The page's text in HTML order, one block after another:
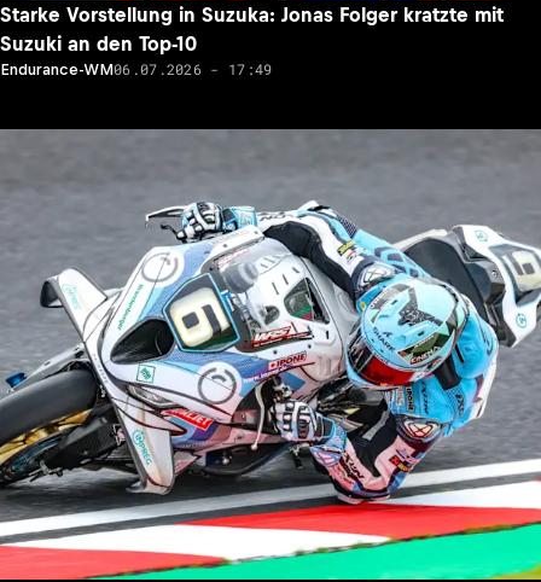
Starke Vorstellung in Suzuka: Jonas Folger kratzte mit
Suzuki an den Top-10
Endurance-WM06.07.2026 - 17:49